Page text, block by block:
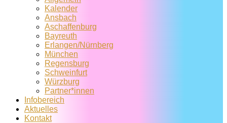
Kalender
Ansbach
Aschaffenburg
Bayreuth
Erlangen/Nürnberg
München
Regensburg
Schweinfurt
Würzburg
Partner*innen
Infobereich
Aktuelles
Kontakt